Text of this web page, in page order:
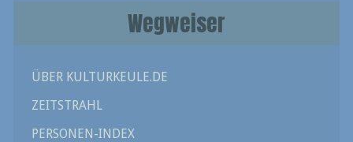
Wegweiser
ÜBER KULTURKEULE.DE
ZEITSTRAHL
PERSONEN-INDEX